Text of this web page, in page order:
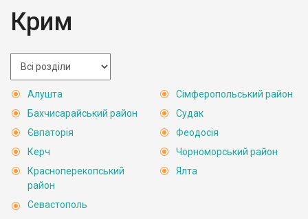
Крим
Алушта
Бахчисарайський район
Євпаторія
Керч
Красноперекопський
район
Севастополь
Сімферопольський район
Судак
Феодосія
Чорноморський район
Ялта